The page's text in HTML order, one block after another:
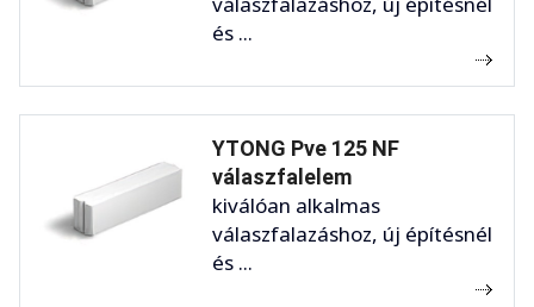
és ...
YTONG Pve 125 NF
válaszfalelem
kiválóan alkalmas
válaszfalazáshoz, új építésnél
és ...